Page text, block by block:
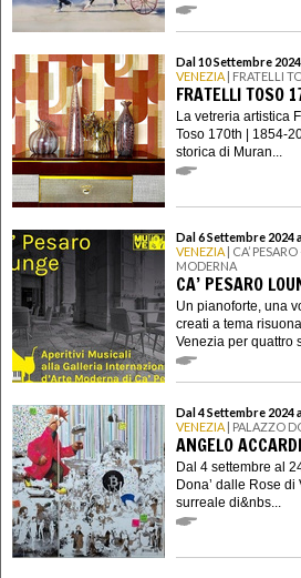
Dal 10 Settembre
VENEZIA | FRATELLI
FRATELLI
La vetreria artistica
Toso 170th | 1854-
storica di Muran...
Dal 6 Settembre 2024
VENEZIA | CA’
MODERNA
CA’ PESARO
Un pianoforte, una
creati a tema
Venezia per quattro
Dal 4 Settembre 2024
VENEZIA | PALAZZO
ANGELO
Dal 4 settembre al
Dona’ dalle Rose
surreale di&nbs...